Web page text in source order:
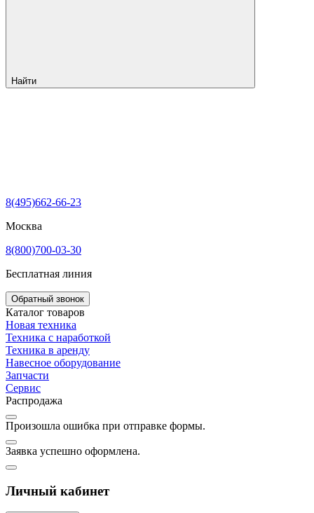
Найти
8(495)662-66-23
Москва
8(800)700-03-30
Бесплатная линия
Обратный звонок
Каталог товаров
Новая техника
Техника с наработкой
Техника в аренду
Навесное оборудование
Запчасти
Сервис
Распродажа
Произошла ошибка при отправке формы.
Заявка успешно оформлена.
Личный кабинет